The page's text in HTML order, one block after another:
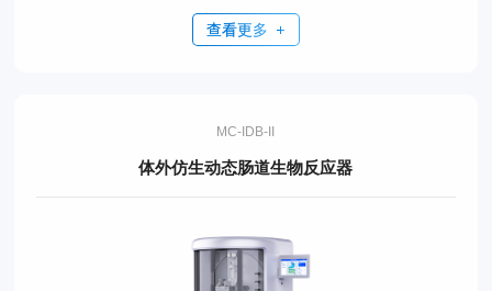
查看更多
MC-IDB-II
体外仿生动态肠道生物反应器